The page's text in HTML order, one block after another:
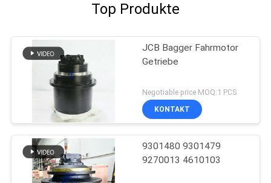
Top Produkte
JCB Bagger Fahrmotor
Getriebe
Negotiable price MOQ:1 PCS
KONTAKT
9301480 9301479
9270013 4610103